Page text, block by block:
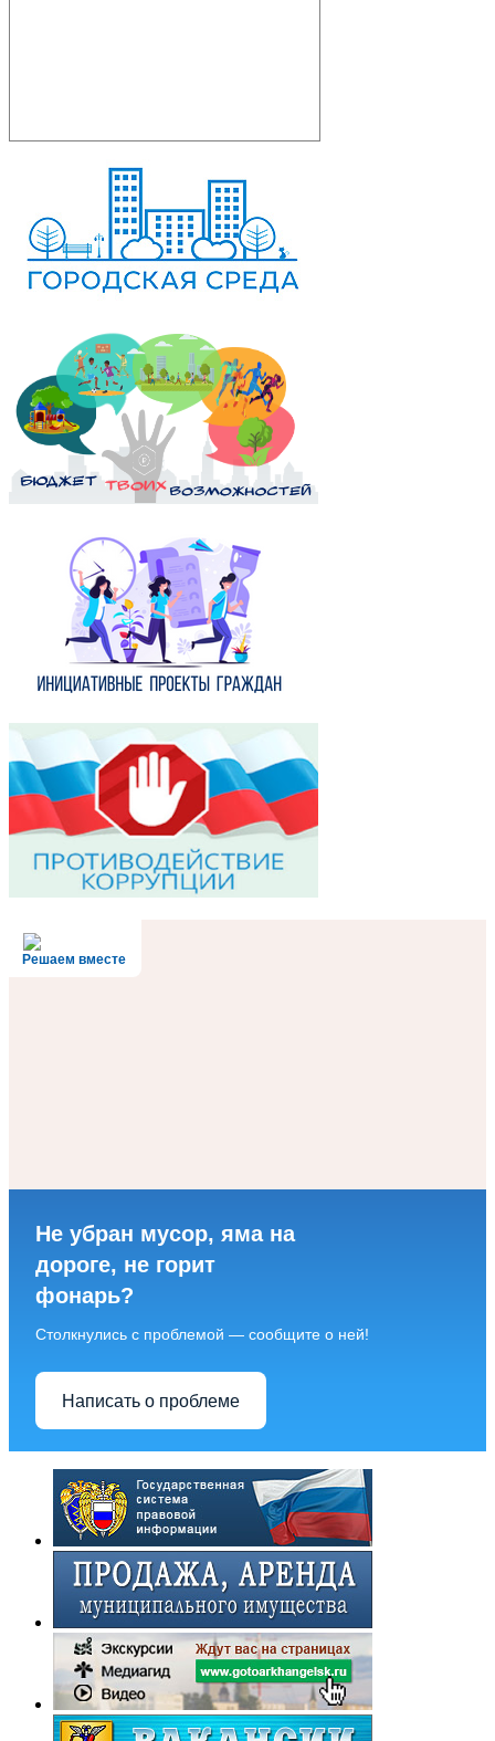
Решаем вместе
Не убран мусор, яма на
дороге, не горит
фонарь?
Столкнулись с проблемой — сообщите о ней!
Написать о проблеме